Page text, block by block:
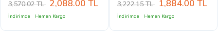
3,570.02 TL 2,088.00 TL
İndirimde Hemen Kargo
3,222.15 TL 1,884.00 TL
İndirimde Hemen Kargo